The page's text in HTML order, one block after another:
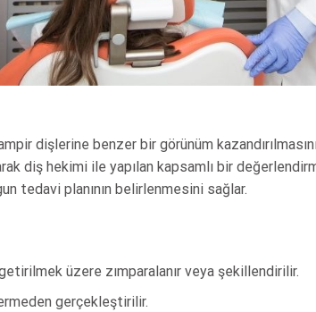
dişlerine benzer bir görünüm
diş hekimi ile yapılan kapsamlı bir
tedavi planının belirlenmesini sağlar.
üzere zımparalanır veya şekillendirilir.
gerçekleştirilir.